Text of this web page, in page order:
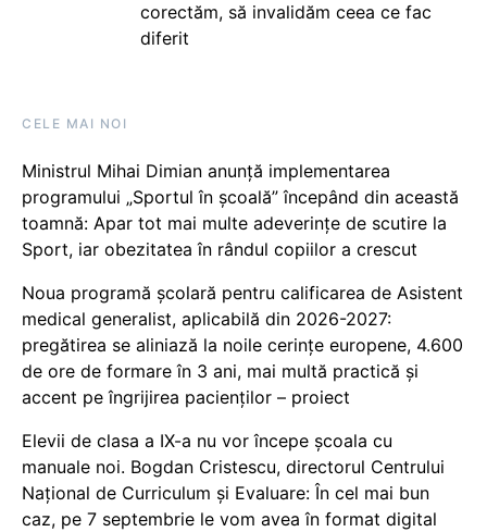
corectăm, să invalidăm ceea ce fac
diferit
CELE MAI NOI
Ministrul Mihai Dimian anunță implementarea
programului „Sportul în școală” începând din această
toamnă: Apar tot mai multe adeverințe de scutire la
Sport, iar obezitatea în rândul copiilor a crescut
Noua programă școlară pentru calificarea de Asistent
medical generalist, aplicabilă din 2026-2027:
pregătirea se aliniază la noile cerințe europene, 4.600
de ore de formare în 3 ani, mai multă practică și
accent pe îngrijirea pacienților – proiect
Elevii de clasa a IX-a nu vor începe școala cu
manuale noi. Bogdan Cristescu, directorul Centrului
Național de Curriculum și Evaluare: În cel mai bun
caz, pe 7 septembrie le vom avea în format digital